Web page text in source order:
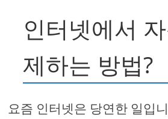
인터넷에서
제하는 방법?
요즘 인터넷은 당연한 일입